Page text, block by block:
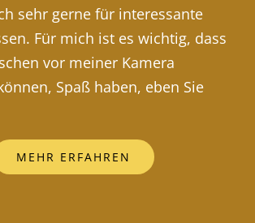
sehr gerne für interessante
Für mich ist es wichtig, dass
vor meiner Kamera
Spaß haben, eben Sie
MEHR ERFAHREN